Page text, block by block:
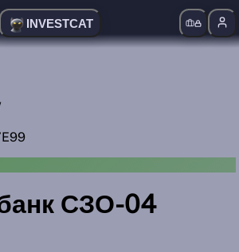
INVESTCAT
СЗО-04